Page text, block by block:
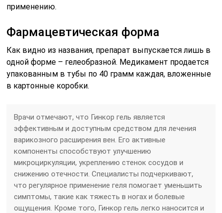
применению.
Фармацевтическая форма
Как видно из названия, препарат выпускается лишь в
одной форме – гелеобразной. Медикамент продается
упакованным в тубы по 40 грамм каждая, вложенные
в картонные коробки.
Врачи отмечают, что Гинкор гель является
эффективным и доступным средством для лечения
варикозного расширения вен. Его активные
компоненты способствуют улучшению
микроциркуляции, укреплению стенок сосудов и
снижению отечности. Специалисты подчеркивают,
что регулярное применение геля помогает уменьшить
симптомы, такие как тяжесть в ногах и болевые
ощущения. Кроме того, Гинкор гель легко наносится и